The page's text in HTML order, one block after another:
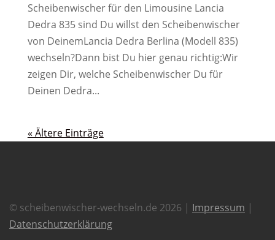
Scheibenwischer für den Limousine Lancia
Dedra 835 sind Du willst den Scheibenwischer
von DeinemLancia Dedra Berlina (Modell 835)
wechseln?Dann bist Du hier genau richtig:Wir
zeigen Dir, welche Scheibenwischer Du für
Deinen Dedra...
« Ältere Einträge
© scheibenwischer-wechseln.de 2026 | Impressum |
Datenschutzerklärung